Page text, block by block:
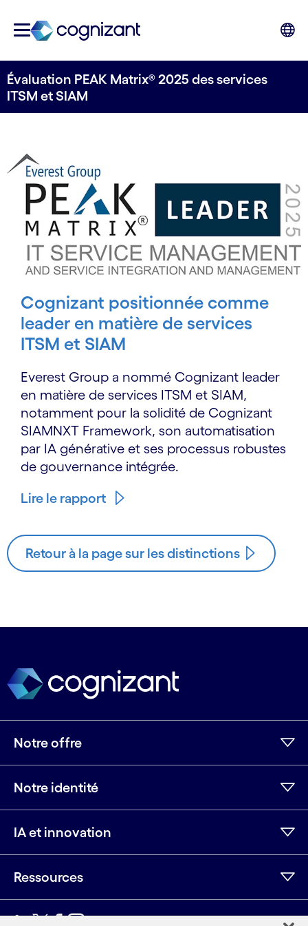
Évaluation PEAK Matrix® 2025 des services
ITSM et SIAM
Cognizant positionnée comme
leader en matière de services
ITSM et SIAM
Everest Group a nommé Cognizant leader
en matière de services ITSM et SIAM,
notamment pour la solidité de Cognizant
SIAMNXT Framework, son automatisation
par IA générative et ses processus robustes
de gouvernance intégrée.
Lire le rapport
Retour à la page sur les distinctions
Notre offre
Notre identité
IA et innovation
Ressources